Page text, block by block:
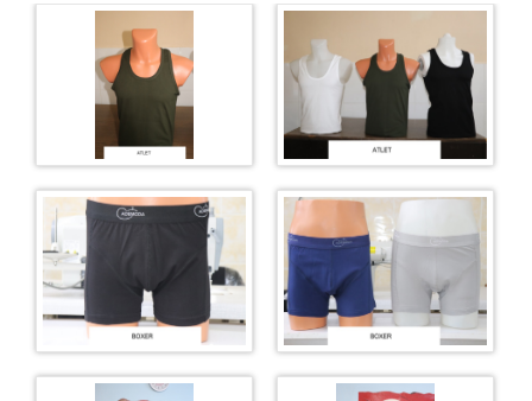
Eğitim Öğretim Servisi
Psiko Sosyal Servis
E - Görüş (ACEP)
İş Yurdu Ürünlerimiz
İletişim